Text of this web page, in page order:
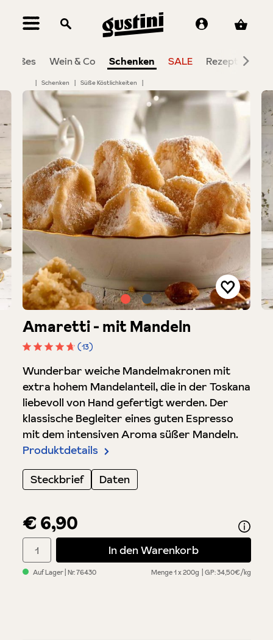
springen
Süßes Wein & Co Schenken SALE Rezepte
| Schenken | Süße Köstlichkeiten |
Bildergalerie überspringen
€ 6,90
Amaretti - mit Mandeln
(13)
Wunderbar weiche Mandelmakronen mit
extra hohem Mandelanteil, die in der Toskana
liebevoll von Hand gefertigt werden. Der
klassische Begleiter eines guten Espresso
mit dem intensiven Aroma süßer Mandeln.
Produktdetails
Steckbrief
Daten
Auf Lager | Nr.76430 Menge1 x 200g GP: 34,50€/kg
Produkt Anzahl: Gib den gewünschten Wert ein oder benutze
In den Warenkorb